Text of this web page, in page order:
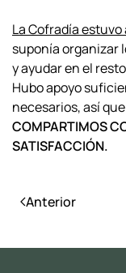
La Cofradía estuvo
suponía organizar
y ayudar en el
Hubo apoyo
necesarios, así
COMPARTIMOS
SATISFACCIÓN.
Anterior